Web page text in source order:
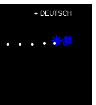
+ DEUTSCH
Instagram
TikTok
YouTube
Google